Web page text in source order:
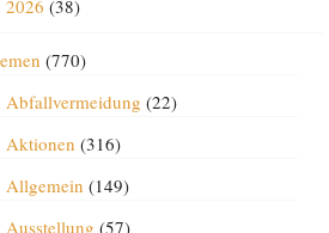
2026 (38)
(770)
Abfallvermeidung (22)
Aktionen (316)
Allgemein (149)
Ausstellung (57)